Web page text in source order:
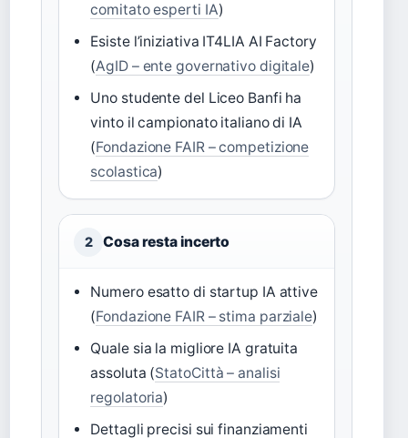
comitato esperti IA)
Esiste l’iniziativa IT4LIA AI Factory
(AgID – ente governativo digitale)
Uno studente del Liceo Banfi ha
vinto il campionato italiano di IA
(Fondazione FAIR – competizione
scolastica)
2 Cosa resta incerto
Numero esatto di startup IA attive
(Fondazione FAIR – stima parziale)
Quale sia la migliore IA gratuita
assoluta (StatoCittà – analisi
regolatoria)
Dettagli precisi sui finanziamenti